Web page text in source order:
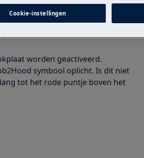
uitgerust is met de functie
van elk toestel. Klik rechts van
".
worden geactiveerd.
symbool oplicht. Is dit niet
tot het rode puntje boven het
Cookie-instellingen